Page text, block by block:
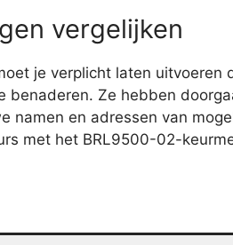
vergelijken
je verplicht laten
benaderen. Ze hebben
namen en adressen van
met het BRL9500-02-